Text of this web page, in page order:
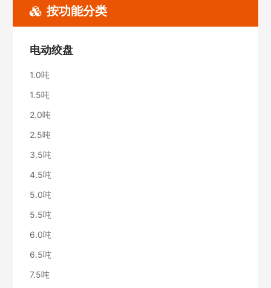
按功能分类
电动绞盘
1.0吨
1.5吨
2.0吨
2.5吨
3.5吨
4.5吨
5.0吨
5.5吨
6.0吨
6.5吨
7.5吨